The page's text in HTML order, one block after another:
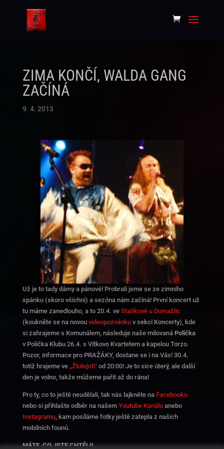
ZIMA KONČÍ, WALDA GANG
ZAČÍNÁ
9. 4. 2013
Už je to tady dámy a pánové! Probrali jsme se ze zimního
spánku (skoro všichni) a sezóna nám začíná! První koncert už
tu máme zanedlouho, a to 20.4. ve Staňkově u Domažlic
(koukněte se na novou videopozvánkuv sekci Koncerty), kde
si zahrajeme s Komunálem, následuje naše milovaná Polička
v Polička Klubu 26.4. s Vítkovo Kvartetem a kapelou Torzo.
Pozor, informace pro PRAŽÁKY, dostane se i na Vás! 30.4.
totiž hrajeme ve „Žlutejch“od 20:00! Je to sice úterý, ale další
den je volno, takže můžeme pařit až do rána!
Pro ty, co to ještě neudělali, tak nás lajkněte na Facebooku
nebo si přihlašte odběr na našem Youtube Kanáluanebo
Instagramu, kam posíláme fotky ještě zatepla z našich
mobilních founů.
MÁTE, CO JSTE CHTĚLI!